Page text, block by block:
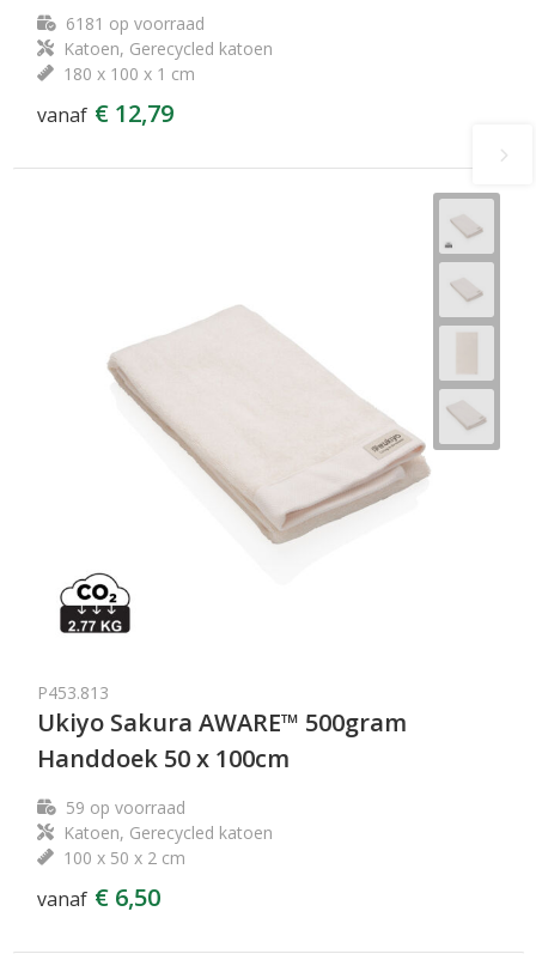
6181 op voorraad
Katoen, Gerecycled katoen
180 x 100 x 1 cm
vanaf € 12,79
P453.813
Ukiyo Sakura AWARE™ 500gram
Handdoek 50 x 100cm
59 op voorraad
Katoen, Gerecycled katoen
100 x 50 x 2 cm
vanaf € 6,50